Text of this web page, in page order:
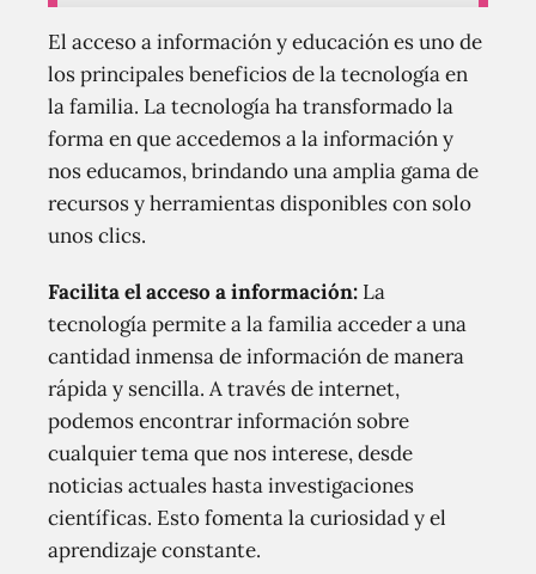
El acceso a información y educación es uno de
los principales beneficios de la tecnología en
la familia. La tecnología ha transformado la
forma en que accedemos a la información y
nos educamos, brindando una amplia gama de
recursos y herramientas disponibles con solo
unos clics.
Facilita el acceso a información: La
tecnología permite a la familia acceder a una
cantidad inmensa de información de manera
rápida y sencilla. A través de internet,
podemos encontrar información sobre
cualquier tema que nos interese, desde
noticias actuales hasta investigaciones
científicas. Esto fomenta la curiosidad y el
aprendizaje constante.